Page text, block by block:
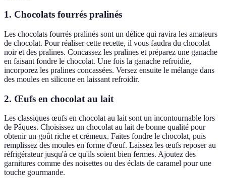
1. Chocolats fourrés pralinés
Les chocolats fourrés pralinés sont un délice qui ravira les amateurs
de chocolat. Pour réaliser cette recette, il vous faudra du chocolat
noir et des pralines. Concassez les pralines et préparez une ganache
en faisant fondre le chocolat. Une fois la ganache refroidie,
incorporez les pralines concassées. Versez ensuite le mélange dans
des moules en silicone en laissant refroidir.
2. Œufs en chocolat au lait
Les classiques œufs en chocolat au lait sont un incontournable lors
de Pâques. Choisissez un chocolat au lait de bonne qualité pour
obtenir un goût riche et crémeux. Faites fondre le chocolat, puis
remplissez des moules en forme d'œuf. Laissez les œufs reposer au
réfrigérateur jusqu'à ce qu'ils soient bien fermes. Ajoutez des
garnitures comme des noisettes ou des éclats de caramel pour une
touche gourmande.